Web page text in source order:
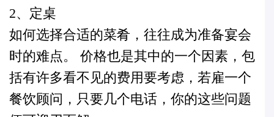
2、定桌
如何选择合适的菜肴，往往成为准备宴会
时的难点。 价格也是其中的一个因素，包
括有许多看不见的费用要考虑，若雇一个
餐饮顾问，只要几个电话，你的这些问题